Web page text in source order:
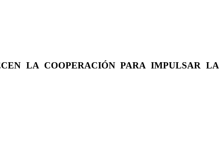
LA COOPERACIÓN PARA IMPULSAR LA